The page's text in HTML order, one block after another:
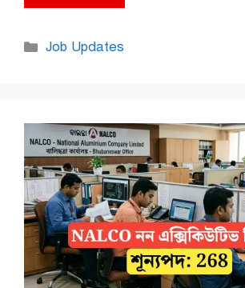
Categories
Job Updates